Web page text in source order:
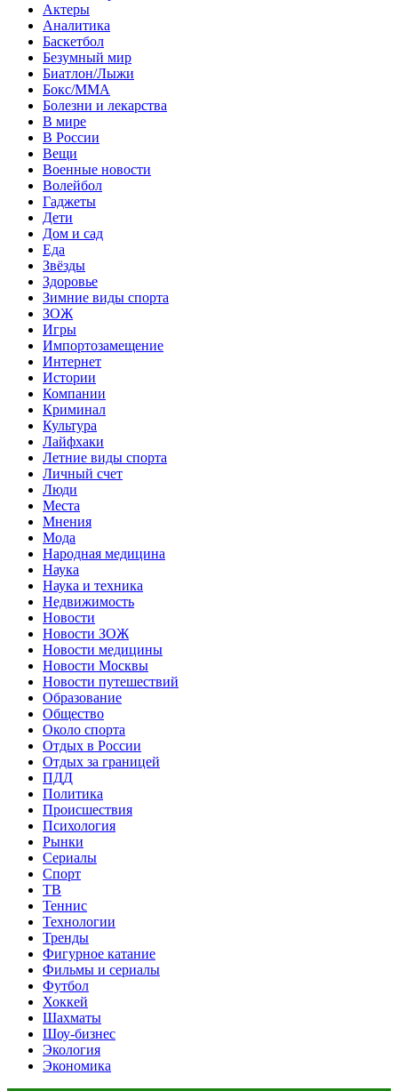
Актеры
Аналитика
Баскетбол
Безумный мир
Биатлон/Лыжи
Бокс/MMA
Болезни и лекарства
В мире
В России
Вещи
Военные новости
Волейбол
Гаджеты
Дети
Дом и сад
Еда
Звёзды
Здоровье
Зимние виды спорта
ЗОЖ
Игры
Импортозамещение
Интернет
Истории
Компании
Криминал
Культура
Лайфхаки
Летние виды спорта
Личный счет
Люди
Места
Мнения
Мода
Народная медицина
Наука
Наука и техника
Недвижимость
Новости
Новости ЗОЖ
Новости медицины
Новости Москвы
Новости путешествий
Образование
Общество
Около спорта
Отдых в России
Отдых за границей
ПДД
Политика
Происшествия
Психология
Рынки
Сериалы
Спорт
ТВ
Теннис
Технологии
Тренды
Фигурное катание
Фильмы и сериалы
Футбол
Хоккей
Шахматы
Шоу-бизнес
Экология
Экономика